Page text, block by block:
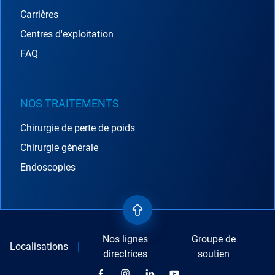
Carrières
Centres d'exploitation
FAQ
NOS TRAITEMENTS
Chirurgie de perte de poids
Chirurgie générale
Endoscopies
Localisations
Nos lignes
directrices
Groupe de
soutien